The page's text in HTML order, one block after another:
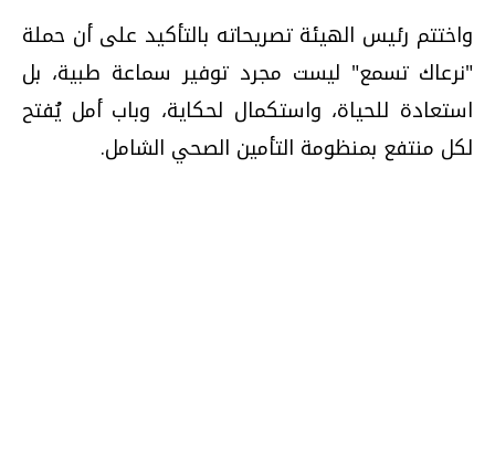
واختتم رئيس الهيئة تصريحاته بالتأكيد على أن حملة
"نرعاك تسمع" ليست مجرد توفير سماعة طبية، بل
استعادة للحياة، واستكمال لحكاية، وباب أمل يُفتح
لكل منتفع بمنظومة التأمين الصحي الشامل.